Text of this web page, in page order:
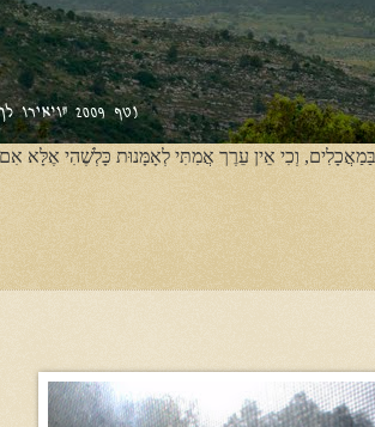
וְכִי אֵין עֵרֶך אֲמִתִּי לְאָמָּנוּת כָּלְשֶׁהִי אֶלָּא